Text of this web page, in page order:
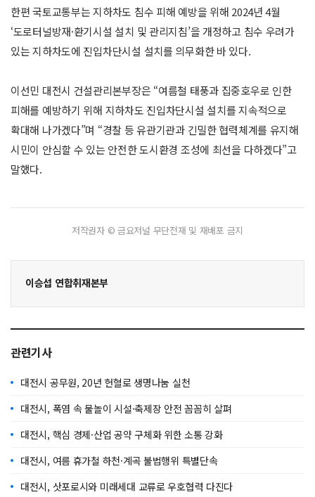
한편 국토교통부는 지하차도 침수 피해 예방을 위해 2024년 4월
‘도로터널방재·환기시설 설치 및 관리지침’을 개정하고 침수 우려가
있는 지하차도에 진입차단시설 설치를 의무화한 바 있다.
이선민 대전시 건설관리본부장은 “여름철 태풍과 집중호우로 인한
피해를 예방하기 위해 지하차도 진입차단시설 설치를 지속적으로
확대해 나가겠다”며 “경찰 등 유관기관과 긴밀한 협력체계를 유지해
시민이 안심할 수 있는 안전한 도시환경 조성에 최선을 다하겠다”고
말했다.
저작권자 © 금요저널 무단전재 및 재배포 금지
이승섭 연합취재본부
관련기사
대전시 공무원, 20년 헌혈로 생명나눔 실천
대전시, 폭염 속 물놀이 시설·축제장 안전 꼼꼼히 살펴
대전시, 핵심 경제·산업 공약 구체화 위한 소통 강화
대전시, 여름 휴가철 하천·계곡 불법행위 특별단속
대전시, 삿포로시와 미래세대 교류로 우호협력 다진다